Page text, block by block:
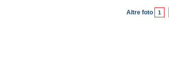
Altre foto 1